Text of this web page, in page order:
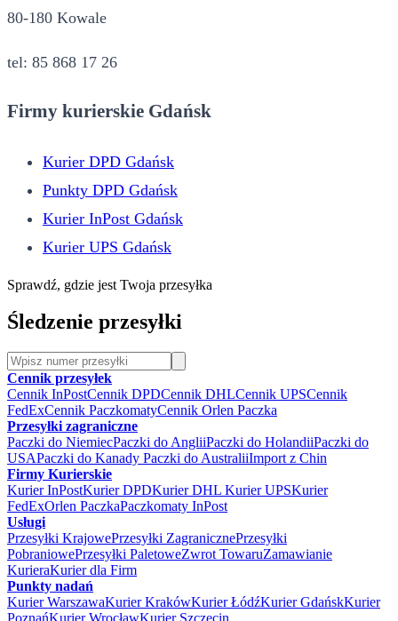
80-180 Kowale
tel: 85 868 17 26
Firmy kurierskie Gdańsk
Kurier DPD Gdańsk
Punkty DPD Gdańsk
Kurier InPost Gdańsk
Kurier UPS Gdańsk
Sprawdź, gdzie jest Twoja przesyłka
Śledzenie przesyłki
Cennik przesyłek
Cennik InPostCennik DPDCennik DHLCennik UPSCennik
FedExCennik PaczkomatyCennik Orlen Paczka
Przesyłki zagraniczne
Paczki do NiemiecPaczki do AngliiPaczki do HolandiiPaczki do
USAPaczki do Kanady Paczki do AustraliiImport z Chin
Firmy Kurierskie
Kurier InPostKurier DPDKurier DHL Kurier UPSKurier
FedExOrlen PaczkaPaczkomaty InPost
Usługi
Przesyłki KrajowePrzesyłki ZagranicznePrzesyłki
PobraniowePrzesyłki PaletoweZwrot TowaruZamawianie
KurieraKurier dla Firm
Punkty nadań
Kurier WarszawaKurier KrakówKurier ŁódźKurier GdańskKurier